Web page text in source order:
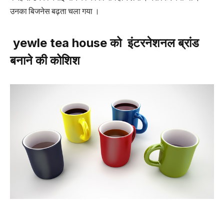
उनका बिजनेस बढ़ता चला गया ।
‌‌‌ yewle tea house ‌‌‌को इंटरनेशनल ब्रांड
बनाने की कोशिश